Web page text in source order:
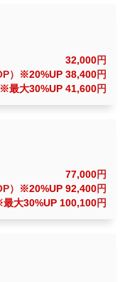
32,000円
）
※20%UP 38,400円
※最大30%UP 41,600円
77,000円
）
※20%UP 92,400円
大30%UP 100,100円